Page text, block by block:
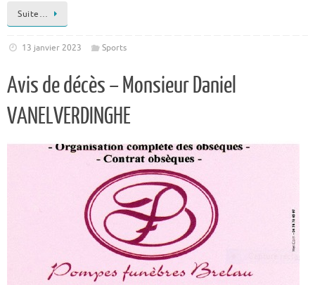
Suite…
13 janvier 2023 Sports
Avis de décès – Monsieur Daniel
VANELVERDINGHE